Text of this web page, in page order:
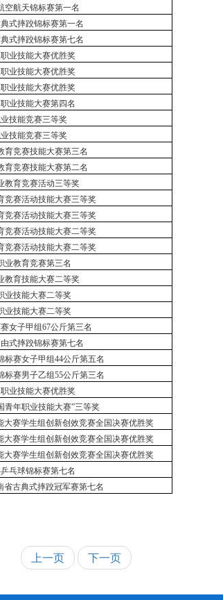
空航天锦标赛第一名
式摔跤锦标赛第一名
式摔跤锦标赛第七名
业技能大赛优胜奖
业技能大赛优胜奖
业技能大赛优胜奖
业技能大赛第四名
技能竞赛三等奖
技能竞赛三等奖
育竞赛技能大赛第三名
育竞赛技能大赛第二名
教育竞赛活动三等奖
竞赛活动技能大赛三等奖
竞赛活动技能大赛三等奖
竞赛活动技能大赛二等奖
竞赛活动技能大赛二等奖
业教育竞赛第三名
教育技能大赛二等奖
业技能大赛二等奖
业技能大赛二等奖
女子甲组67公斤第三名
式摔跤锦标赛第七名
标赛女子甲组44公斤第五名
标赛男子乙组55公斤第三名
业技能大赛优胜奖
青年职业技能大赛”三等奖
大赛学生组创新创效竞赛全国决赛优胜奖
大赛学生组创新创效竞赛全国决赛优胜奖
大赛学生组创新创效竞赛全国决赛优胜奖
乓球锦标赛第七名
省古典式摔跤冠军赛第七名
上一页 下一页